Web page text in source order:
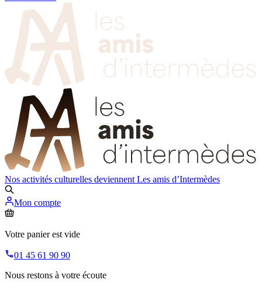
Nos activités culturelles deviennent Les amis d’Intermèdes
Mon compte
Votre panier est vide
01 45 61 90 90
Nous restons à votre écoute